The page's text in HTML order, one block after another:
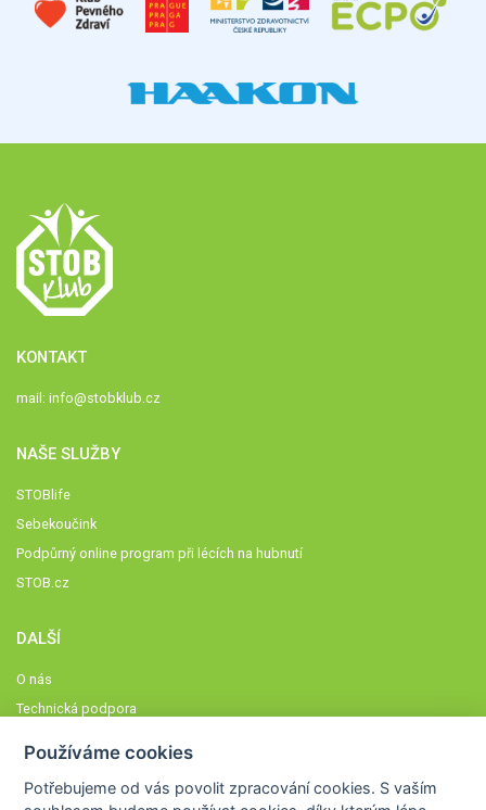
KONTAKT
mail: info@stobklub.cz
NAŠE SLUŽBY
STOBlife
Sebekoučink
Podpůrný online program při lécích na hubnutí
STOB.cz
DALŠÍ
O nás
Technická podpora
Členové STOBklubu
Používáme cookies
Potřebujeme od vás povolit zpracování cookies. S vaším